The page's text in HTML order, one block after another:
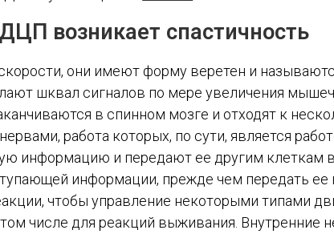
возникает спастичность
они имеют форму веретен и
шквал сигналов по мере увеличения
в спинном мозге и отходят к
работа которых, по сути, является
информацию и передают ее другим клеткам
информации, прежде чем передать ее
чтобы управление некоторыми типами
том числе для реакций выживания. Внутренние